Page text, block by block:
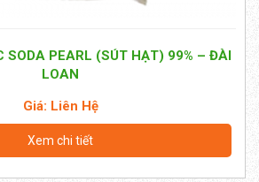
SODA PEARL (SÚT HẠT) 99% – ĐÀI
LOAN
Giá: Liên Hệ
Xem chi tiết